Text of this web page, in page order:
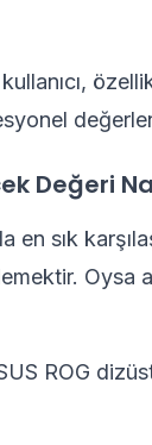
Değeri
en sık
Oysa
ROG